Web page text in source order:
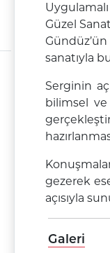
Güzel
sanatıyla
Serginin
bilimsel
gezerek
açısıyla
Galeri